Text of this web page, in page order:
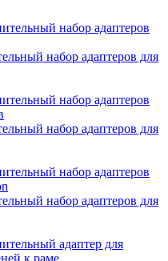
набор адаптеров для
набор адаптеров для
набор адаптеров для